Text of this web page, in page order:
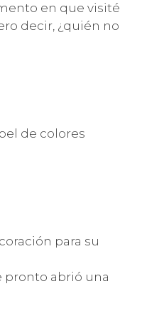
en que visité
decir, ¿quién no
de colores
para su
pronto abrió una